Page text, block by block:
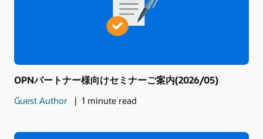
OPNパートナー様向けセミナーご案内(2026/05)
Guest Author 1 minute read